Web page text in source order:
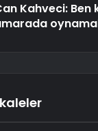
Kahveci: Ben